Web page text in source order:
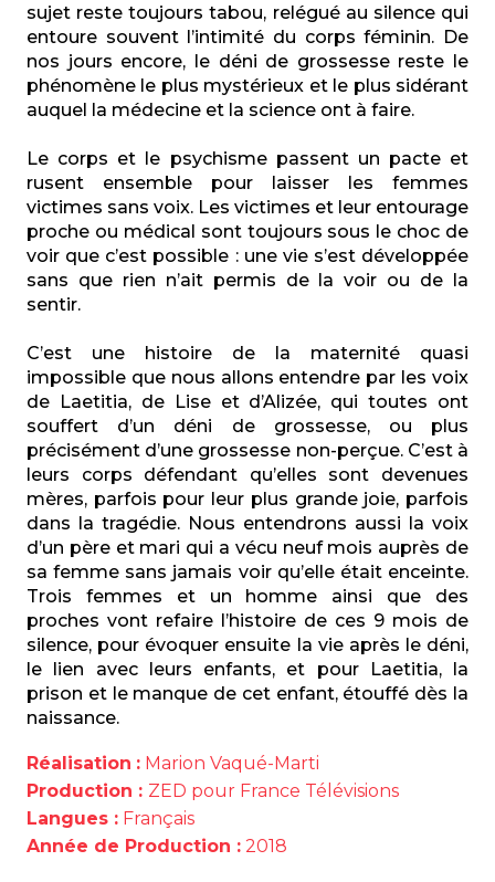
sujet reste toujours tabou, relégué au silence qui
entoure souvent l’intimité du corps féminin. De
nos jours encore, le déni de grossesse reste le
phénomène le plus mystérieux et le plus sidérant
auquel la médecine et la science ont à faire.
Le corps et le psychisme passent un pacte et
rusent ensemble pour laisser les femmes
victimes sans voix. Les victimes et leur entourage
proche ou médical sont toujours sous le choc de
voir que c’est possible : une vie s’est développée
sans que rien n’ait permis de la voir ou de la
sentir.
C’est une histoire de la maternité quasi
impossible que nous allons entendre par les voix
de Laetitia, de Lise et d’Alizée, qui toutes ont
souffert d’un déni de grossesse, ou plus
précisément d’une grossesse non-perçue. C’est à
leurs corps défendant qu’elles sont devenues
mères, parfois pour leur plus grande joie, parfois
dans la tragédie. Nous entendrons aussi la voix
d’un père et mari qui a vécu neuf mois auprès de
sa femme sans jamais voir qu’elle était enceinte.
Trois femmes et un homme ainsi que des
proches vont refaire l’histoire de ces 9 mois de
silence, pour évoquer ensuite la vie après le déni,
le lien avec leurs enfants, et pour Laetitia, la
prison et le manque de cet enfant, étouffé dès la
naissance.
Réalisation : Marion Vaqué-Marti
Production : ZED pour France Télévisions
Langues : Français
Année de Production : 2018